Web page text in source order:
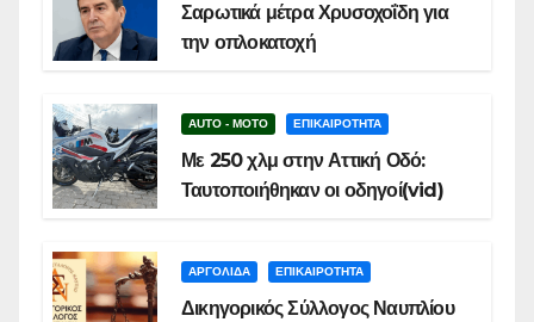
Σαρωτικά μέτρα Χρυσοχοΐδη για
την οπλοκατοχή
AUTO - MOTO ΕΠΙΚΑΙΡΟΤΗΤΑ
Με 250 χλμ στην Αττική Οδό:
Ταυτοποιήθηκαν οι οδηγοί(vid)
ΑΡΓΟΛΙΔΑ ΕΠΙΚΑΙΡΟΤΗΤΑ
Δικηγορικός Σύλλογος Ναυπλίου